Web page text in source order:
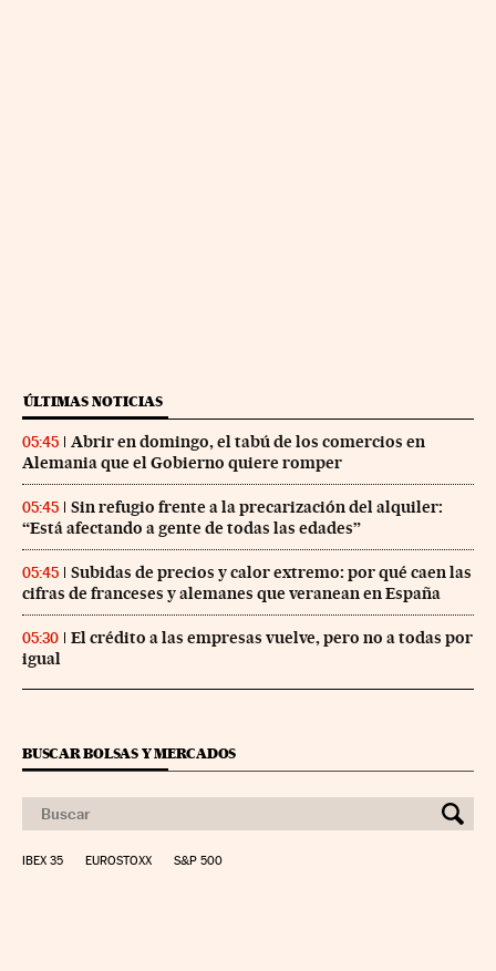
ÚLTIMAS NOTICIAS
05:45
Abrir en domingo, el tabú de los comercios en
Alemania que el Gobierno quiere romper
05:45
Sin refugio frente a la precarización del alquiler:
“Está afectando a gente de todas las edades”
05:45
Subidas de precios y calor extremo: por qué caen las
cifras de franceses y alemanes que veranean en España
05:30
El crédito a las empresas vuelve, pero no a todas por
igual
BUSCAR BOLSAS Y MERCADOS
IBEX 35 EUROSTOXX S&P 500